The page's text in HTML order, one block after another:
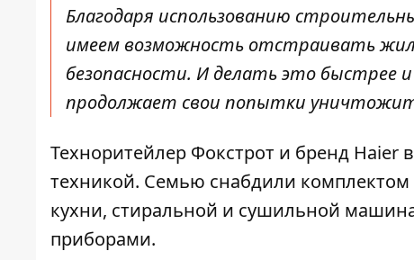
Благодаря использованию
имеем возможность отстраивать
безопасности. И делать это быстрее
продолжает свои попытки
Техноритейлер Фокстрот и бренд Haier
техникой. Семью снабдили
кухни, стиральной и сушильной
приборами.